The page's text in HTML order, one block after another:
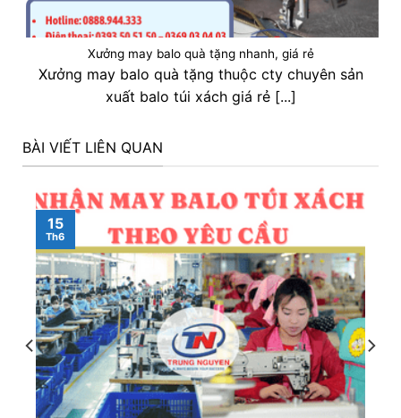
Xưởng may balo quà tặng nhanh, giá rẻ
Xưởng may balo quà tặng thuộc cty chuyên sản
xuất balo túi xách giá rẻ [...]
BÀI VIẾT LIÊN QUAN
15
Th6